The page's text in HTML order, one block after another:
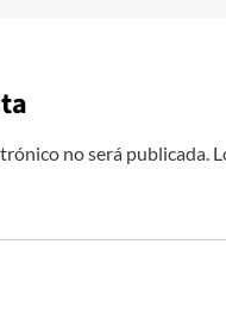
no será publicada.